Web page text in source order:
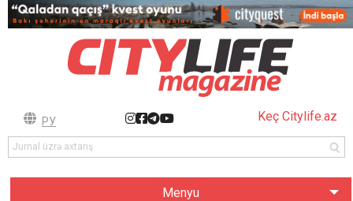
РУ Keç Citylife.az
Menyu